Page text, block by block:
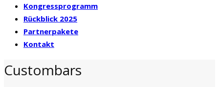
Kongressprogramm
Rückblick 2025
Partnerpakete
Kontakt
Custombars